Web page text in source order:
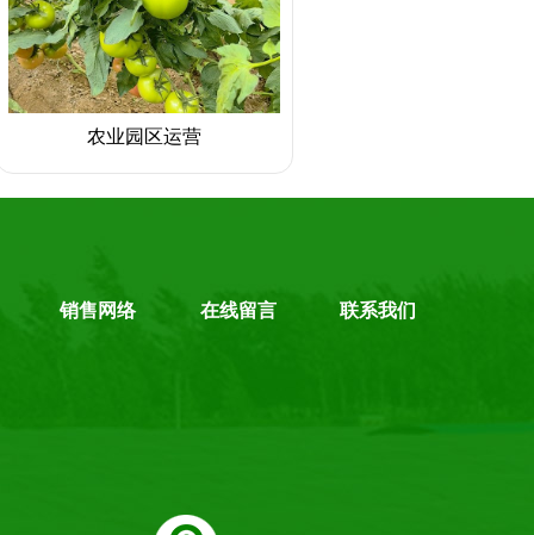
农业园区运营
销售网络 在线留言 联系我们